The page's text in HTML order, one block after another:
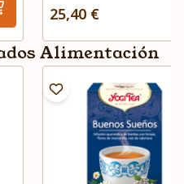
25,40 €
Alimentación